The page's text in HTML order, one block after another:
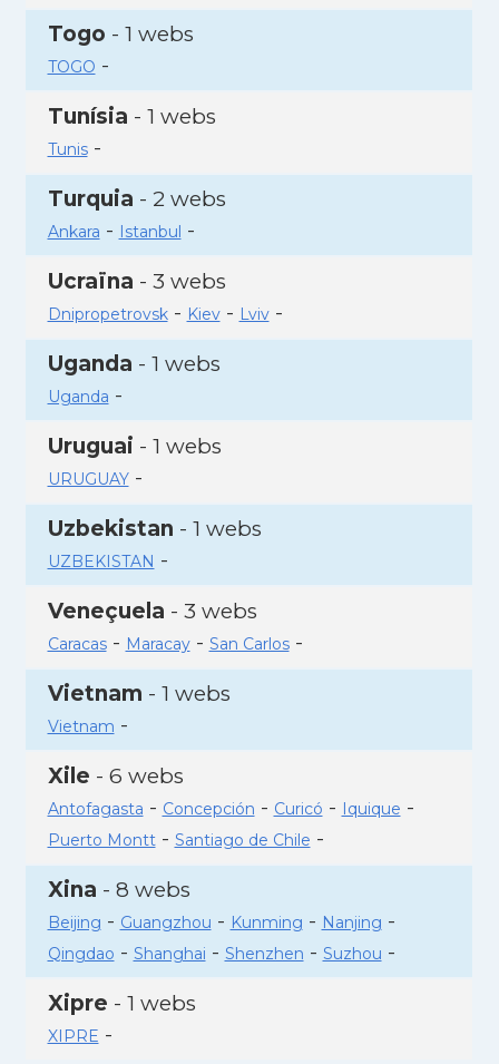
Togo - 1 webs
TOGO -
Tunísia - 1 webs
Tunis-
Turquia - 2 webs
Ankara - Istanbul -
Ucraïna - 3 webs
Dnipropetrovsk- Kiev- Lviv-
Uganda - 1 webs
Uganda -
Uruguai - 1 webs
URUGUAY-
Uzbekistan - 1 webs
UZBEKISTAN -
Veneçuela - 3 webs
Caracas- Maracay- San Carlos-
Vietnam - 1 webs
Vietnam -
Xile - 6 webs
Antofagasta - Concepción - Curicó - Iquique -
Puerto Montt- Santiago de Chile -
Xina - 8 webs
Beijing - Guangzhou - Kunming - Nanjing -
Qingdao - Shanghai - Shenzhen - Suzhou -
Xipre - 1 webs
XIPRE -